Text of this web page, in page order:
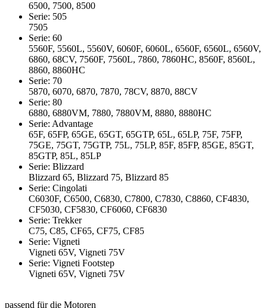
6500, 7500, 8500
Serie: 505
7505
Serie: 60
5560F, 5560L, 5560V, 6060F, 6060L, 6560F, 6560L, 6560V,
6860, 68CV, 7560F, 7560L, 7860, 7860HC, 8560F, 8560L,
8860, 8860HC
Serie: 70
5870, 6070, 6870, 7870, 78CV, 8870, 88CV
Serie: 80
6880, 6880VM, 7880, 7880VM, 8880, 8880HC
Serie: Advantage
65F, 65FP, 65GE, 65GT, 65GTP, 65L, 65LP, 75F, 75FP,
75GE, 75GT, 75GTP, 75L, 75LP, 85F, 85FP, 85GE, 85GT,
85GTP, 85L, 85LP
Serie: Blizzard
Blizzard 65, Blizzard 75, Blizzard 85
Serie: Cingolati
C6030F, C6500, C6830, C7800, C7830, C8860, CF4830,
CF5030, CF5830, CF6060, CF6830
Serie: Trekker
C75, C85, CF65, CF75, CF85
Serie: Vigneti
Vigneti 65V, Vigneti 75V
Serie: Vigneti Footstep
Vigneti 65V, Vigneti 75V
passend für die Motoren